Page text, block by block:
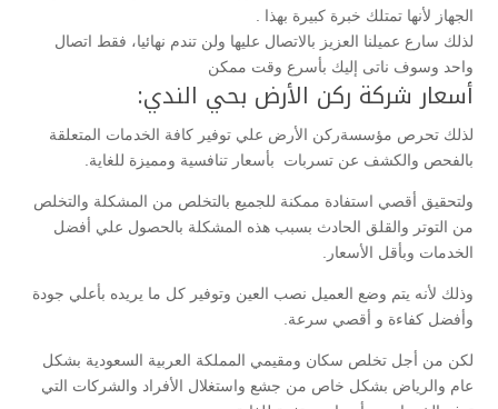
الجهاز لأنها تمتلك خبرة كبيرة بهذا .
لذلك سارع عميلنا العزيز بالاتصال عليها ولن تندم نهائيا، فقط اتصال
واحد وسوف ناتى إليك بأسرع وقت ممكن
أسعار شركة ركن الأرض بحي الندي:
لذلك تحرص مؤسسةركن الأرض علي توفير كافة الخدمات المتعلقة
بالفحص والكشف عن تسربات بأسعار تنافسية ومميزة للغاية.
ولتحقيق أقصي استفادة ممكنة للجميع بالتخلص من المشكلة والتخلص
من التوتر والقلق الحادث بسبب هذه المشكلة بالحصول علي أفضل
الخدمات وبأقل الأسعار.
وذلك لأنه يتم وضع العميل نصب العين وتوفير كل ما يريده بأعلي جودة
وأفضل كفاءة و أقصي سرعة.
لكن من أجل تخلص سكان ومقيمي المملكة العربية السعودية بشكل
عام والرياض بشكل خاص من جشع واستغلال الأفراد والشركات التي